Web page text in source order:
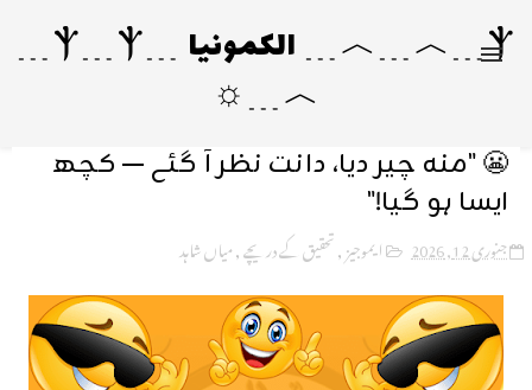
Ⲯ﹍︿﹍︿﹍ الکمونیا ﹍Ⲯ﹍Ⲯ﹍
︿﹍☼
😬 "منہ چیر دیا، دانت نظر آ گئے — کچھ
ایسا ہو گیا!"
جنوری 12, 2026 ایموجیز,تحقیق کے دریچے,میاں شاہد